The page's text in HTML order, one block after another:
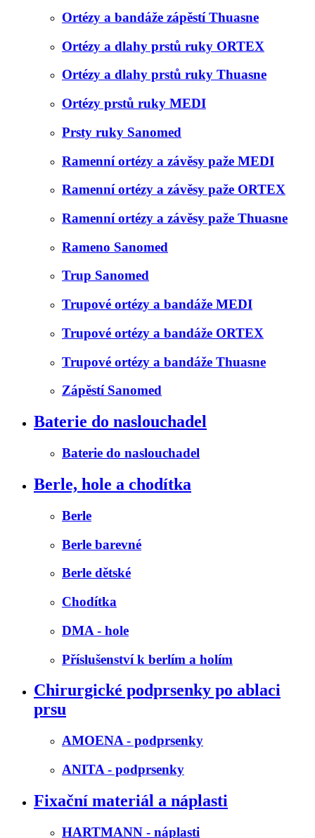
Ortézy a bandáže zápěstí Thuasne
Ortézy a dlahy prstů ruky ORTEX
Ortézy a dlahy prstů ruky Thuasne
Ortézy prstů ruky MEDI
Prsty ruky Sanomed
Ramenní ortézy a závěsy paže MEDI
Ramenní ortézy a závěsy paže ORTEX
Ramenní ortézy a závěsy paže Thuasne
Rameno Sanomed
Trup Sanomed
Trupové ortézy a bandáže MEDI
Trupové ortézy a bandáže ORTEX
Trupové ortézy a bandáže Thuasne
Zápěstí Sanomed
Baterie do naslouchadel
Baterie do naslouchadel
Berle, hole a chodítka
Berle
Berle barevné
Berle dětské
Chodítka
DMA - hole
Příslušenství k berlím a holím
Chirurgické podprsenky po ablaci
prsu
AMOENA - podprsenky
ANITA - podprsenky
Fixační materiál a náplasti
HARTMANN - náplasti